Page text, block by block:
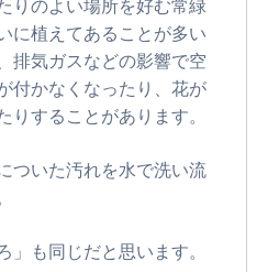
りのよい場所を好む常緑
に植えてあることが多い
排気ガスなどの影響で空
付かなくなったり、花が
りすることがあります。
ついた汚れを水で洗い流
」も同じだと思います。